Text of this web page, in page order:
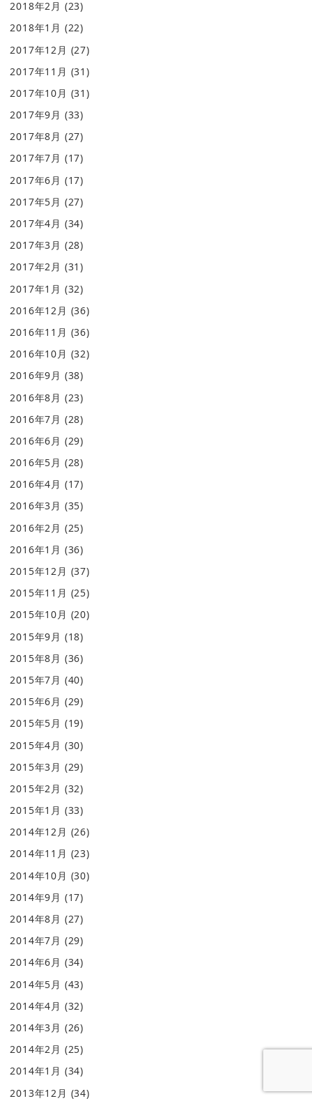
2018年2月 (23)
2018年1月 (22)
2017年12月 (27)
2017年11月 (31)
2017年10月 (31)
2017年9月 (33)
2017年8月 (27)
2017年7月 (17)
2017年6月 (17)
2017年5月 (27)
2017年4月 (34)
2017年3月 (28)
2017年2月 (31)
2017年1月 (32)
2016年12月 (36)
2016年11月 (36)
2016年10月 (32)
2016年9月 (38)
2016年8月 (23)
2016年7月 (28)
2016年6月 (29)
2016年5月 (28)
2016年4月 (17)
2016年3月 (35)
2016年2月 (25)
2016年1月 (36)
2015年12月 (37)
2015年11月 (25)
2015年10月 (20)
2015年9月 (18)
2015年8月 (36)
2015年7月 (40)
2015年6月 (29)
2015年5月 (19)
2015年4月 (30)
2015年3月 (29)
2015年2月 (32)
2015年1月 (33)
2014年12月 (26)
2014年11月 (23)
2014年10月 (30)
2014年9月 (17)
2014年8月 (27)
2014年7月 (29)
2014年6月 (34)
2014年5月 (43)
2014年4月 (32)
2014年3月 (26)
2014年2月 (25)
2014年1月 (34)
2013年12月 (34)